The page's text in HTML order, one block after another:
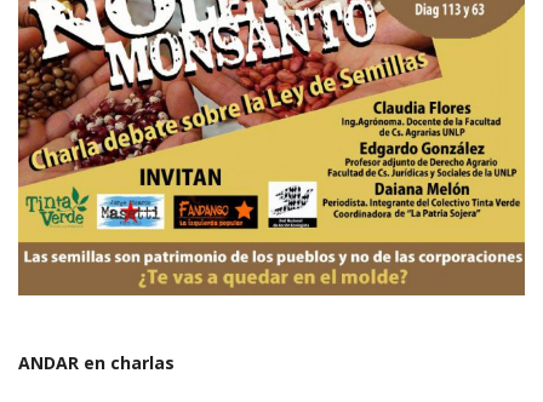
ANDAR en charlas